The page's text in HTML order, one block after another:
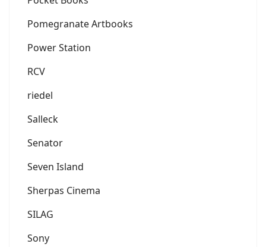
Pomegranate Artbooks
Power Station
RCV
riedel
Salleck
Senator
Seven Island
Sherpas Cinema
SILAG
Sony